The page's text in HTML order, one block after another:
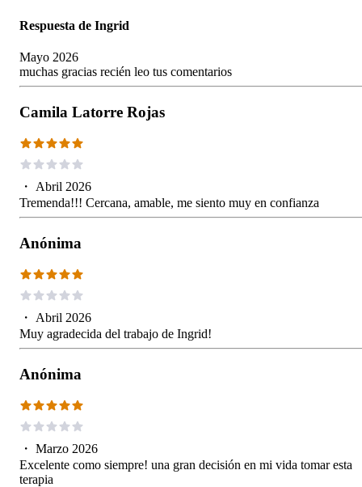
Respuesta de Ingrid
Mayo 2026
muchas gracias recién leo tus comentarios
Camila Latorre Rojas
・ Abril 2026
Tremenda!!! Cercana, amable, me siento muy en confianza
Anónima
・ Abril 2026
Muy agradecida del trabajo de Ingrid!
Anónima
・ Marzo 2026
Excelente como siempre! una gran decisión en mi vida tomar esta
terapia